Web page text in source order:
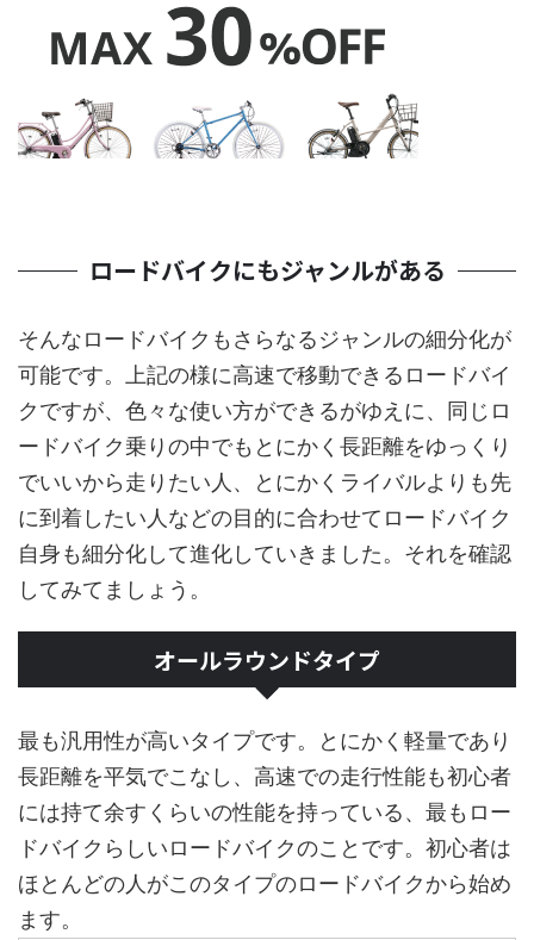
ロードバイクにもジャンルがある
そんなロードバイクもさらなるジャンルの細分化が
可能です。上記の様に高速で移動できるロードバイ
クですが、色々な使い方ができるがゆえに、同じロ
ードバイク乗りの中でもとにかく長距離をゆっくり
でいいから走りたい人、とにかくライバルよりも先
に到着したい人などの目的に合わせてロードバイク
自身も細分化して進化していきました。それを確認
してみてましょう。
オールラウンドタイプ
最も汎用性が高いタイプです。とにかく軽量であり
長距離を平気でこなし、高速での走行性能も初心者
には持て余すくらいの性能を持っている、最もロー
ドバイクらしいロードバイクのことです。初心者は
ほとんどの人がこのタイプのロードバイクから始め
ます。